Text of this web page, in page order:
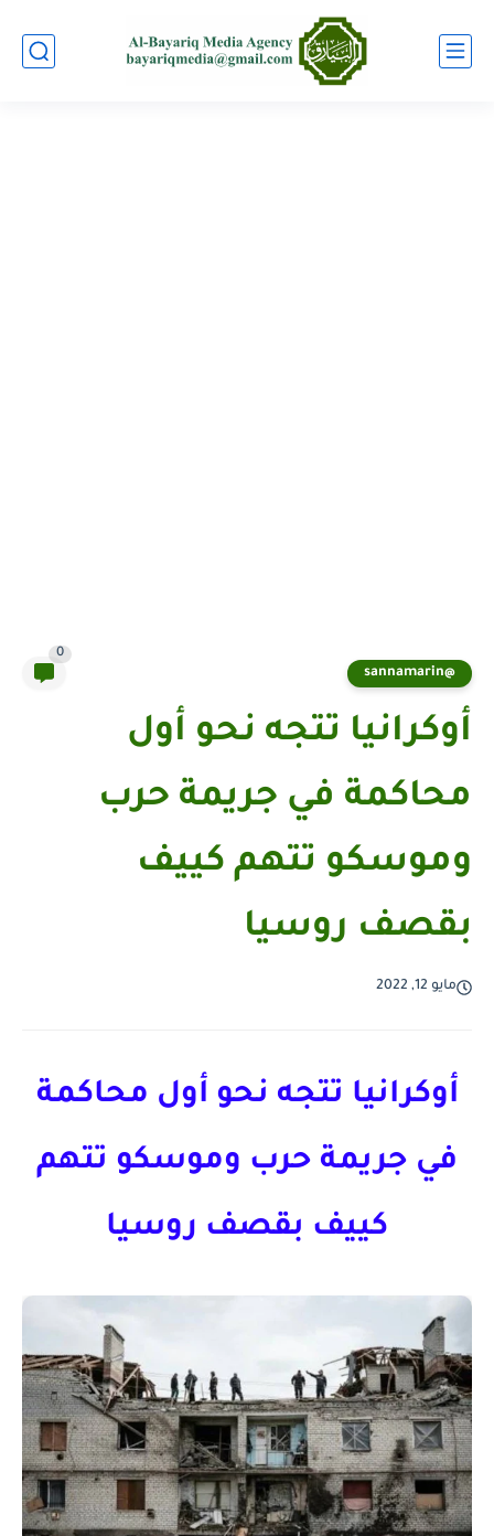
@sannamarin
0
أوكرانيا تتجه نحو أول
محاكمة في جريمة حرب
وموسكو تتهم كييف
بقصف روسيا
مايو 12, 2022
أوكرانيا تتجه نحو أول محاكمة
في جريمة حرب وموسكو تتهم
كييف بقصف روسيا